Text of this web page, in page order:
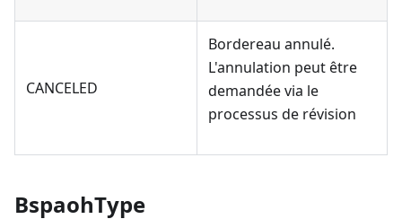
CANCELED
Bordereau annulé.
L'annulation peut être
demandée via le
processus de révision
BspaohType